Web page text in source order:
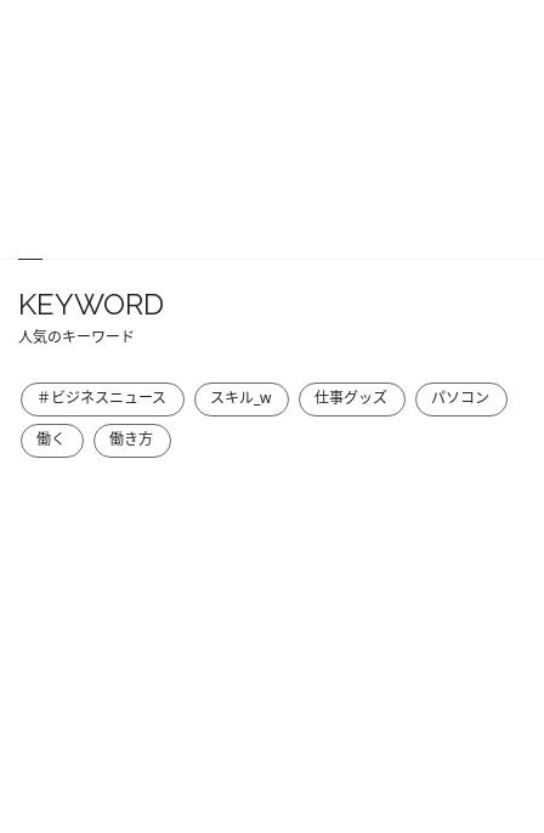
KEYWORD
人気のキーワード
＃ビジネスニュース スキル_w 仕事グッズ
パソコン
働く
働き方